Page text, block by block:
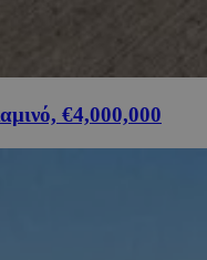
€4,000,000